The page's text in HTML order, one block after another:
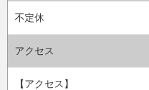
不定休
アクセス
【アクセス】